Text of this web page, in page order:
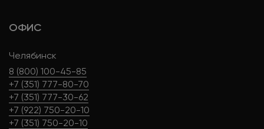
ОФИС
Челябинск
8 (800) 100-45-85
+7 (351) 777-80-70
+7 (351) 777-30-62
+7 (922) 750-20-10
+7 (351) 750-20-10